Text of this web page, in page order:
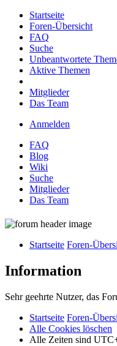
Startseite
Foren-Übersicht
FAQ
Suche
Unbeantwortete
Aktive Themen
Mitglieder
Das Team
Anmelden
FAQ
Blog
Wiki
Suche
Mitglieder
Das Team
Startseite Foren-
Information
Sehr geehrte Nutzer, das
Startseite Foren-
Alle Cookies löschen
Alle Zeiten sind